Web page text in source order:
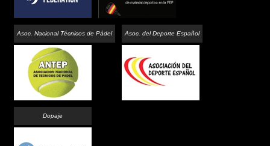
Asoc. Nacional Técnicos de Pádel Asoc. del Deporte Español
Dopaje